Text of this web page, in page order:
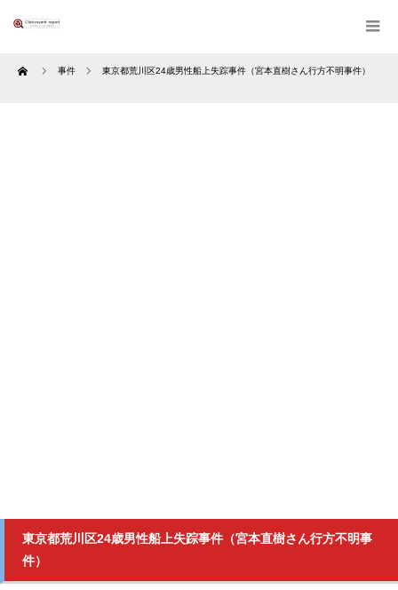
Home 事件 東京都荒川区24歳男性船上失踪事件（宮本直樹さん行方不明事件）
東京都荒川区24歳男性船上失踪事件（宮本直樹さん行方不明事
件）